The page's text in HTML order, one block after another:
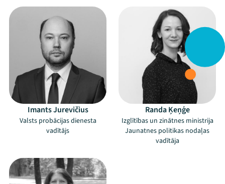
Imants Jurevičius
Valsts probācijas dienesta
vadītājs
Randa Ķeņģe
Izglītības un zinātnes ministrija
Jaunatnes politikas nodaļas
vadītāja